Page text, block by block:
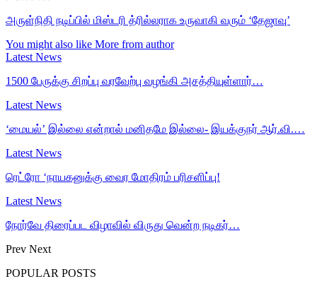
அருள்நிதி நடிப்பில் மிஸ்டரி த்ரில்லராக உருவாகி வரும் ‘தேஜாவு’
You might also like More from author
Latest News
1500 பேருக்கு சிறப்பு வரவேற்பு வழங்கி அசத்தியுள்ளார்…
Latest News
‘மையல்’ இல்லை என்றால் மனிதமே இல்லை- இயக்குநர் ஆர்.வி.…
Latest News
ரெட்ரோ ‘நாயகனுக்கு வைர மோதிரம் பரிசளிப்பு!
Latest News
நோர்வே திரைப்பட விழாவில் விருது வென்ற நடிகர்…
Prev Next
POPULAR POSTS